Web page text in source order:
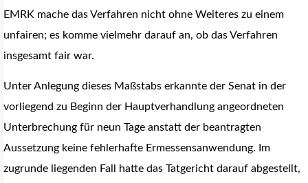
EMRK mache das Verfahren nicht ohne Weiteres zu einem
unfairen; es komme vielmehr darauf an, ob das Verfahren
insgesamt fair war.
Unter Anlegung dieses Maßstabs erkannte der Senat in der
vorliegend zu Beginn der Hauptverhandlung angeordneten
Unterbrechung für neun Tage anstatt der beantragten
Aussetzung keine fehlerhafte Ermessensanwendung. Im
zugrunde liegenden Fall hatte das Tatgericht darauf abgestellt,